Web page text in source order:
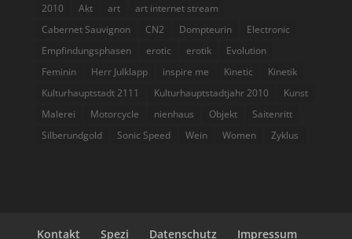
2010 Akt art
art internet stream
Cabernet Sauvignon
CN2 Dompteurin
Electronic
Empfindungsphasen
erotic erotik
Evolution
Feminin
Herr Julklapp inspire me Kinetic
Kinetik
Kulturhauptstadt 2111
Kulturhauptstadtjahr 2010
Kunst
Malerei
Motorcycle nienhaus Objekt
Saitenritt
Silberundgold
Sonic Speed Wein Women Zyklus
Kontakt Spezi Datenschutz Impressum